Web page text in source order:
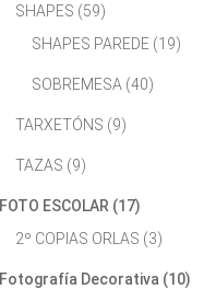
SHAPES (59)
SHAPES PAREDE (19)
SOBREMESA (40)
TARXETÓNS (9)
TAZAS (9)
FOTO ESCOLAR (17)
2º COPIAS ORLAS (3)
Fotografía Decorativa (10)